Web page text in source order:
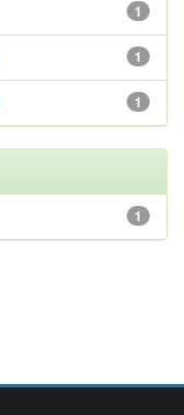
1
1
1
1